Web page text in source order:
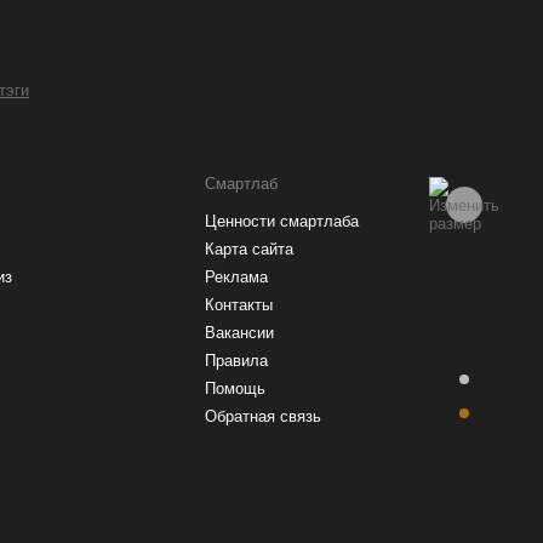
Смартлаб
Ценности смартлаба
Карта сайта
Реклама
Контакты
Вакансии
Правила
Помощь
Обратная связь